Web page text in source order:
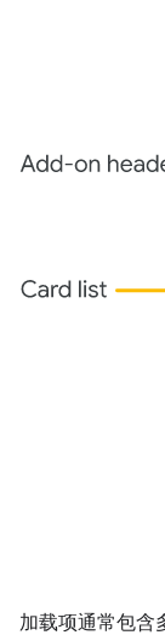
加载项通常包含